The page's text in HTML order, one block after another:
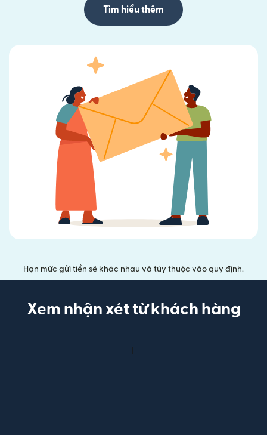
Tìm hiểu thêm
Hạn mức gửi tiền sẽ khác nhau và tùy thuộc vào quy định.
Xem nhận xét từ khách hàng